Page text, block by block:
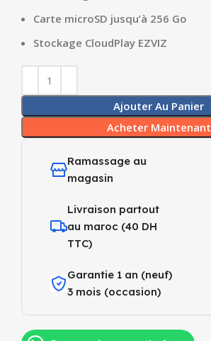
Carte microSD jusqu’à 256 Go
Stockage CloudPlay EZVIZ
Ajouter Au Panier
Acheter Maintenant
Ramassage au
magasin
Livraison partout
au maroc (40 DH
TTC)
Garantie 1 an (neuf)
3 mois (occasion)